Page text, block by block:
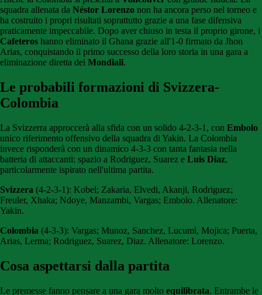
squadra allenata da Néstor Lorenzo non ha ancora perso nel torneo e
ha costruito i propri risultati soprattutto grazie a una fase difensiva
praticamente impeccabile. Dopo aver chiuso in testa il proprio girone, i
Cafeteros hanno eliminato il Ghana grazie all'1-0 firmato da Jhon
Arias, conquistando il primo successo della loro storia in una gara a
eliminazione diretta dei Mondiali.
Le probabili formazioni di Svizzera-
Colombia
La Svizzerra approccerà alla sfida con un solido 4-2-3-1, con Embolo
unico riferimento offensivo della squadra di Yakin. La Colombia
invece risponderà con un dinamico 4-3-3 con tanta fantasia nella
batteria di attaccanti: spazio a Rodriguez, Suarez e Luis Diaz,
particolarmente ispirato nell'ultima partita.
Svizzera (4-2-3-1): Kobel; Zakaria, Elvedi, Akanji, Rodriguez;
Freuler, Xhaka; Ndoye, Manzambi, Vargas; Embolo. Allenatore:
Yakin.
Colombia (4-3-3): Vargas; Munoz, Sanchez, Lucumì, Mojica; Puerta,
Arias, Lerma; Rodriguez, Suarez, Diaz. Allenatore: Lorenzo.
Cosa aspettarsi dalla partita
Le premesse fanno pensare a una gara molto equilibrata. Entrambe le